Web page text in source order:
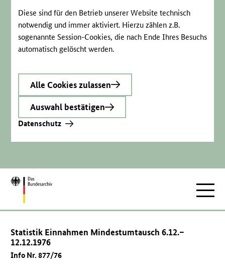
Diese sind für den Betrieb unserer Website technisch
notwendig und immer aktiviert. Hierzu zählen z.B.
sogenannte Session-Cookies, die nach Ende Ihres Besuchs
automatisch gelöscht werden.
Alle Cookies zulassen
Auswahl bestätigen
Datenschutz
Zur
Statistik Einnahmen Mindestumtausch 6.12.–
12.12.1976
Info Nr. 877/76